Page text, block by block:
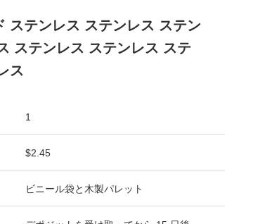
ステンレス ステンレス ステン
ステンレス ステンレス ステ
ス
1
$2.45
ビニール袋と木製パレット